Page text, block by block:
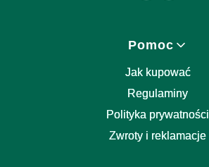
Pomoc
Jak kupować
Regulaminy
Polityka prywatności
Zwroty i reklamacje